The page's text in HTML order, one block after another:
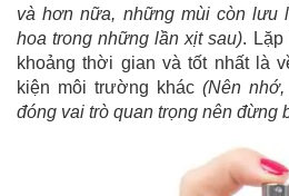
và hơn nữa, những mùi còn lưu
hoa trong những lần xịt sau). Lặp
khoảng thời gian và tốt nhất là
kiện môi trường khác (Nên
đóng vai trò quan trọng nên đừng